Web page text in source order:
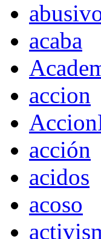
acaba
accion
acción
acidos
acoso